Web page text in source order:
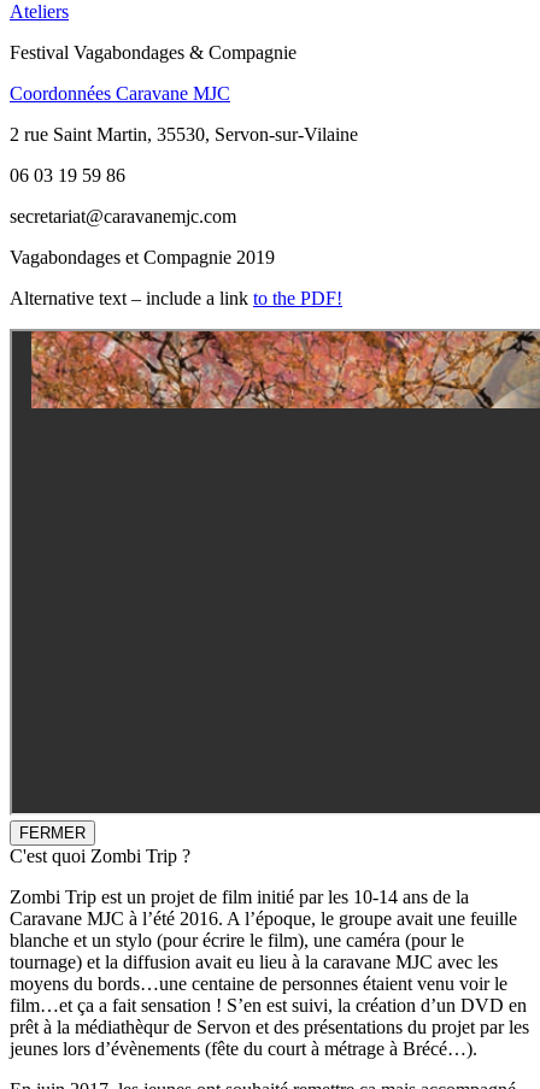
Ateliers
Festival Vagabondages & Compagnie
Coordonnées Caravane MJC
2 rue Saint Martin, 35530, Servon-sur-Vilaine
06 03 19 59 86
secretariat@caravanemjc.com
Vagabondages et Compagnie 2019
Alternative text – include a link to the PDF!
FERMER
C'est quoi Zombi Trip ?
Zombi Trip est un projet de film initié par les 10-14 ans de la
Caravane MJC à l’été 2016. A l’époque, le groupe avait une feuille
blanche et un stylo (pour écrire le film), une caméra (pour le
tournage) et la diffusion avait eu lieu à la caravane MJC avec les
moyens du bords…une centaine de personnes étaient venu voir le
film…et ça a fait sensation ! S’en est suivi, la création d’un DVD en
prêt à la médiathèqur de Servon et des présentations du projet par les
jeunes lors d’évènements (fête du court à métrage à Brécé…).